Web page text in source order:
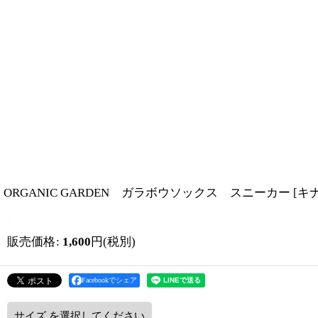
ORGANIC GARDEN ガラボウソックス スニーカー [キ
販売価格: 1,600 円(税別)
Facebookでシェア
サイズ を選択してください